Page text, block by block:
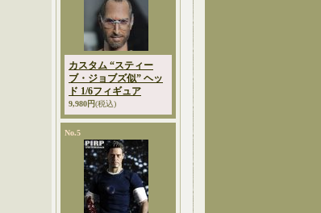
カスタム “スティー
ブ・ジョブズ似” ヘッ
ド 1/6フィギュア
9,980円(税込)
No.5